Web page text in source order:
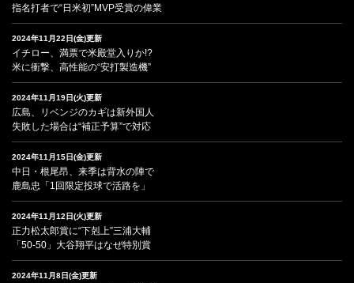
指名打者で“日米初”MVP受賞の偉業
2024年11月22日(金)更新
イチロー、満票で米殿堂入りか!?
米に衝撃、高性能の“安打製造機”
2024年11月19日(火)更新
広島、リベンジのカギは新外国人
失敗した場合は“補正予算”で対応
2024年11月15日(金)更新
中日・根尾昂、来季は背水の陣で
鹿島忠「1回限定投球で活路を」
2024年11月12日(火)更新
正力松太郎賞に“下剋上”三浦大輔
「50-50」大谷翔平はなぜ特別賞
2024年11月8日(金)更新